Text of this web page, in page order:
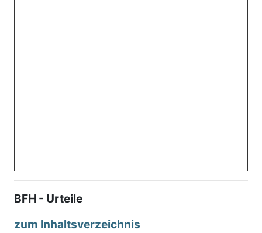
BFH - Urteile
zum Inhaltsverzeichnis